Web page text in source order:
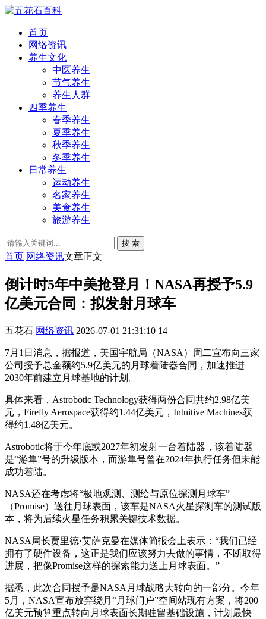
首页
网络资讯
养生文化
中医养生
节气养生
养生人群
四季养生
春季养生
夏季养生
秋季养生
冬季养生
日常养生
运动养生
名家养生
美食养生
旅游养生
搜 索
首页 网络资讯文章正文
倒计时5年中美抢登月！NASA再授予5.9
亿美元合同：拟发射月球车
五花石 网络资讯 2026-07-01 21:31:10 14
7月1日消息，据报道，美国宇航局（NASA）周二宣布向三家
公司授予总金额约5.9亿美元的月球着陆器合同，加速推进
2030年前建立月球基地的计划。
具体来看，Astrobotic Technology获得两份合同共约2.98亿美
元，Firefly Aerospace获得约1.44亿美元，Intuitive Machines获
得约1.48亿美元。
Astrobotic将于今年底或2027年初发射一台着陆器，该着陆器
是“游隼”号的升级版本，而游隼号曾在2024年执行任务但未能
成功着陆。
NASA还在考虑将“极地观测、测绘与原位探测月球车”
（Promise）送往月球表面，该车是NASA火星探测车的测试版
本，将为后续火星任务积累关键技术数据。
NASA局长贾里德·艾萨克曼在媒体简报会上表示：“我们已经
拥有了硬件设备，这正是我们应该努力去做的事情，不断取得
进展，把像Promise这样的探索能力送上月球表面。”
据悉，此次合同授予是NASA月球战略大转向的一部分。今年
5月，NASA宣布放弃绕月“月球门户”空间站现有方案，将200
亿美元预算重点转向月球表面长期驻留基础设施，计划最快